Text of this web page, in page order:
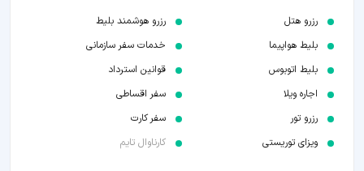
رزرو هتل
بلیط هواپیما
بلیط اتوبوس
اجاره ویلا
رزرو تور
ویزای توریستی
رزرو هوشمند بلیط
خدمات سفر سازمانی
قوانین استرداد
سفر اقساطی
سفر کارت
کارناوال تایم